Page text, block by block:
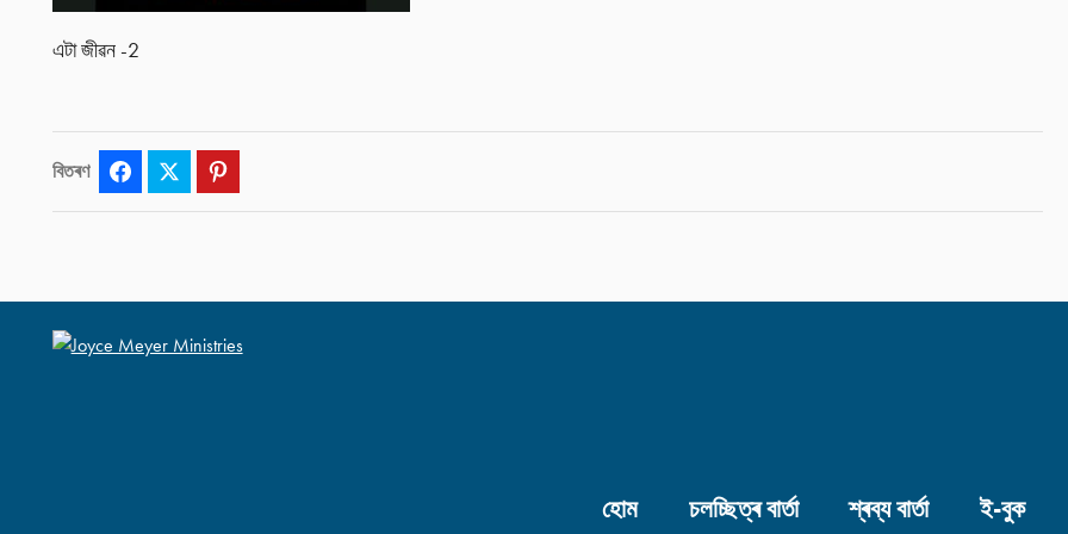
এটা জীৱন -2
বিতৰণ Facebook Twitter
হোম চলচ্ছিত্ৰ বাৰ্তা শ্ৰব্য বাৰ্তা ই-বুক